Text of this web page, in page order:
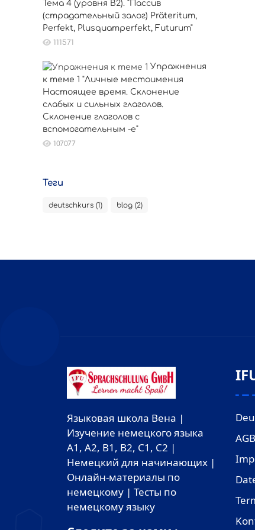
Тема 4 (уровня B2). "Пассив
(страдательный залог) Präteritum,
Perfekt, Plusquamperfekt, Futurum"
111571
Упражнения
к теме 1 "Личные местоимения
Настоящее время. Склонение
слабых и сильных глаголов.
Склонение глаголов с
вспомогательным -е"
107077
Теги
deutschkurs (1) blog (2)
Языковая школа Вена |
Изучение немецкого языка
A1, A2, B1, B2, C1, C2 |
Немецкий для начинающих |
Онлайн-материалы по
немецкому | Тесты по
немецкому языку
AGB